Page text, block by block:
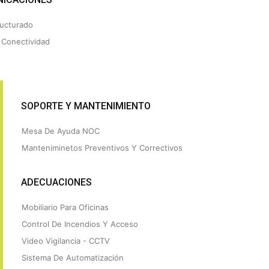
SOPORTE Y MANTENIMIENTO
Mesa De Ayuda NOC
Manteniminetos Preventivos Y Correctivos
ADECUACIONES
Mobiliario Para Oficinas
Control De Incendios Y Acceso
Video Vigilancia - CCTV
Sistema De Automatización